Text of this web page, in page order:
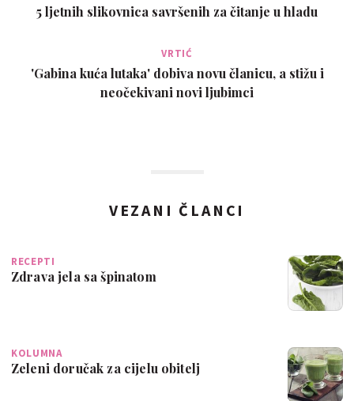
5 ljetnih slikovnica savršenih za čitanje u hladu
VRTIĆ
'Gabina kuća lutaka' dobiva novu članicu, a stižu i
neočekivani novi ljubimci
VEZANI ČLANCI
RECEPTI
Zdrava jela sa špinatom
KOLUMNA
Zeleni doručak za cijelu obitelj